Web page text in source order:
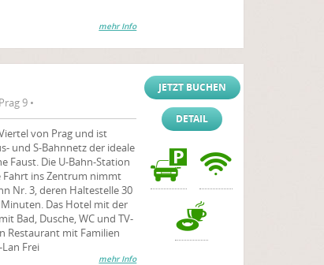
mehr Info
9 •
von Prag und ist
und S-Bahnnetz der ideale
Faust. Die U-Bahn-Station
Fahrt ins Zentrum nimmt
Nr. 3, deren Haltestelle 30
Das Hotel mit der
Bad, Dusche, WC und TV-
Restaurant mit Familien
Frei
mehr Info
JETZT BUCHEN
DETAIL